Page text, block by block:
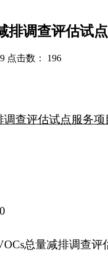
排调查评估试
点击数： 196
查评估试点服务项
总量减排调查评